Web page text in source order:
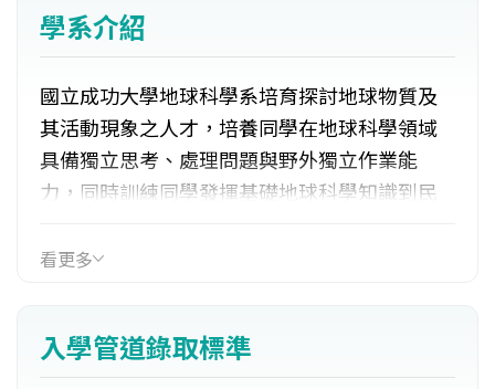
學系介紹
國立成功大學地球科學系培育探討地球物質及
其活動現象之人才，培養同學在地球科學領域
具備獨立思考、處理問題與野外獨立作業能
力，同時訓練同學發揮基礎地球科學知識到民
造能力。基礎學習上，主要在培育地球科學及
學、衛星資訊應用、科學教育、地理資訊及景
觀）之基礎調查通識人才。
看更多
入學管道錄取標準